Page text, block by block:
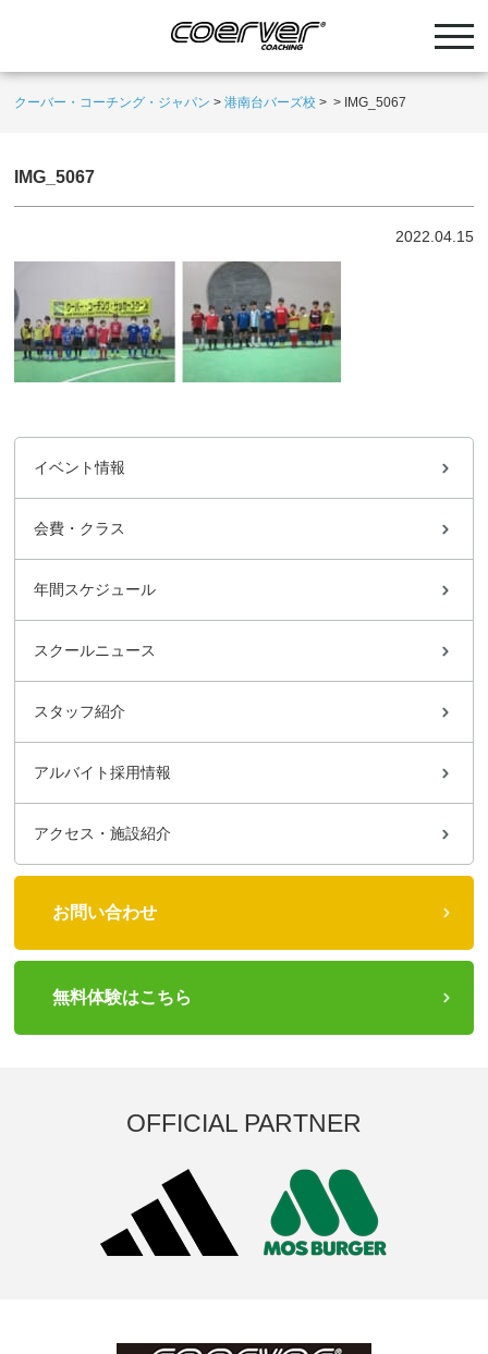
クーバー・コーチング・ジャパン >港南台バーズ校 > > IMG_5067
IMG_5067
2022.04.15
イベント情報
会費・クラス
年間スケジュール
スクールニュース
スタッフ紹介
アルバイト採用情報
アクセス・施設紹介
お問い合わせ
無料体験はこちら
OFFICIAL PARTNER